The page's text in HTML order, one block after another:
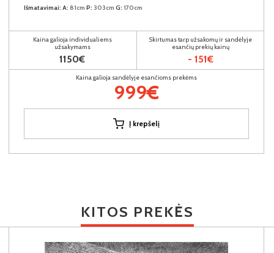
Išmatavimai: A: 81cm P: 303cm G: 170cm
Kaina galioja individualiems
užsakymams
1150€
Skirtumas tarp užsakomų ir sandėlyje
esančių prekių kainų
- 151€
Kaina galioja sandėlyje esančioms prekėms
999€
Į krepšelį
KITOS PREKĖS